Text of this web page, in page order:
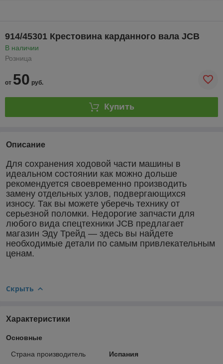
914/45301 Крестовина карданного вала JCB
В наличии
Розница
от 50 руб.
Купить
Описание
Для сохранения ходовой части машины в
идеальном состоянии как можно дольше
рекомендуется своевременно производить
замену отдельных узлов, подвергающихся
износу. Так вы можете уберечь технику от
серьезной поломки. Недорогие запчасти для
любого вида спецтехники JCB предлагает
магазин Эду Трейд — здесь вы найдете
необходимые детали по самым привлекательным
ценам.
Скрыть
Характеристики
Основные
Страна производитель
Испания